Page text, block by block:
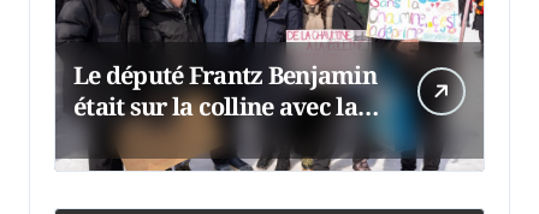
Le député Frantz Benjamin
était sur la colline avec la
chaumine